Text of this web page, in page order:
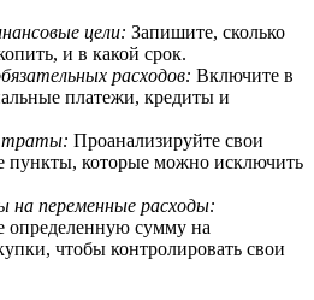
цели: Запишите, сколько
и в какой срок.
расходов: Включите в
платежи, кредиты и
траты: Проанализируйте свои
пункты, которые можно исключить
переменные расходы:
определенную сумму на
чтобы контролировать свои